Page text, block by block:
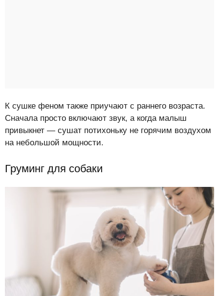
К сушке феном также приучают с раннего возраста.
Сначала просто включают звук, а когда малыш
привыкнет — сушат потихоньку не горячим воздухом
на небольшой мощности.
Груминг для собаки